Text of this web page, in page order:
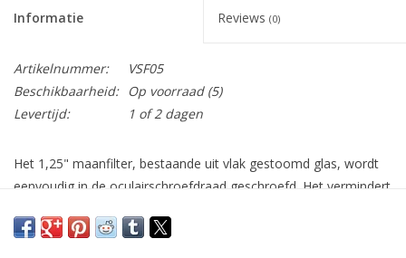
Informatie Reviews (0)
Artikelnummer:
VSF05
Beschikbaarheid:
Op voorraad(5)
Levertijd:
1 of 2 dagen
Het 1,25" maanfilter, bestaande uit vlak gestoomd glas, wordt
eenvoudig in de oculairschroefdraad geschroefd. Het vermindert
waarneming. Dit filter is vooral nodig tijdens de grote